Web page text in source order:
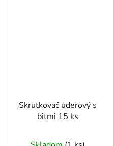
Skrutkovač úderový s
bitmi 15 ks